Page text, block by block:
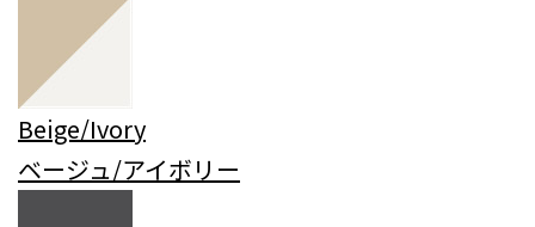
Beige/Ivory
ベージュ/アイボリー